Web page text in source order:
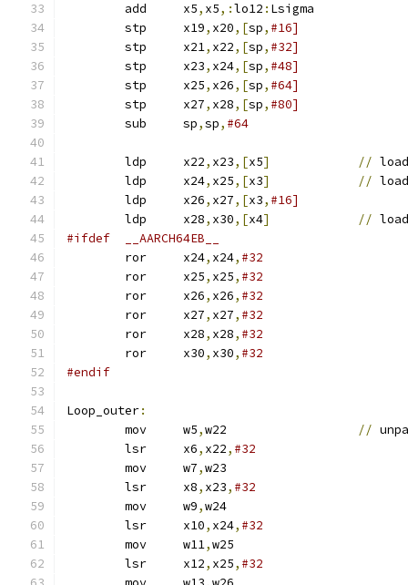
	add	x5
, x5,:lo12 : Lsigma
	stp	x19
, x20,[sp, #16]
	stp	x21
, x22,[sp, #32]
	stp	x23
, x24,[sp, #48]
	stp	x25
, x26,[sp, #64]
	stp	x27
, x28,[sp, #80]
	sub	sp
,sp, #64
	ldp	x22
, x23,[x5] //
	ldp	x24
, x25,[x3] //
	ldp	x26
, x27,[x3, #16]
	ldp	x28
, x30,[x4] //
#ifdef	__AARCH64EB__
	ror	x24
, x24, #32
	ror	x25
, x25, #32
	ror	x26
, x26, #32
	ror	x27
, x27, #32
	ror	x28
, x28, #32
	ror	x30
, x30, #32
#endif
Loop_outer:
	mov	w5
, //
	lsr	x6
, x22, #32
	mov	w7
,w23
	lsr	x8
, x23, #32
	mov	w9
,w24
	lsr	x10
, x24, #32
	mov	w11
,w25
	lsr	x12
, x25, #32